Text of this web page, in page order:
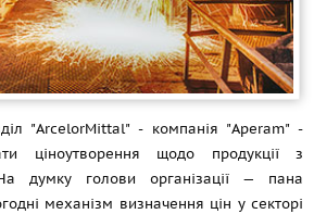
"ArcelorMittal" - компанія "Aperam" -
ціноутворення щодо продукції з
думку голови організації — пана
механізм визначення цін у секторі